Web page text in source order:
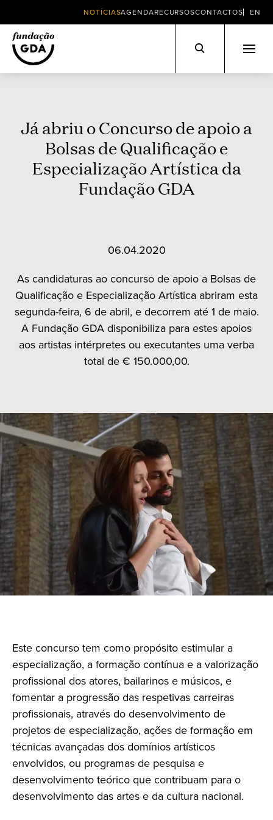
NOTÍCIASAGENDARECURSOSCONTACTOS EN
Já abriu o Concurso de apoio a
Bolsas de Qualificação e
Especialização Artística da
Fundação GDA
06.04.2020
As candidaturas ao concurso de apoio a Bolsas de
Qualificação e Especialização Artística abriram esta
segunda-feira, 6 de abril, e decorrem até 1 de maio.
A Fundação GDA disponibiliza para estes apoios
aos artistas intérpretes ou executantes uma verba
total de € 150.000,00.
Este concurso tem como propósito estimular a
especialização, a formação contínua e a valorização
profissional dos atores, bailarinos e músicos, e
fomentar a progressão das respetivas carreiras
profissionais, através do desenvolvimento de
projetos de especialização, ações de formação em
técnicas avançadas dos domínios artísticos
envolvidos, ou programas de pesquisa e
desenvolvimento teórico que contribuam para o
desenvolvimento das artes e da cultura nacional.